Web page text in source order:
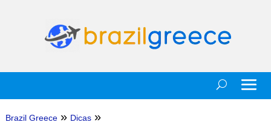
Brazil Greece » Dicas »